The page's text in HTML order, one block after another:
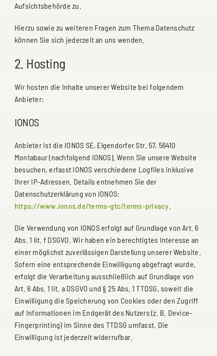
Aufsichtsbehörde zu.
Hierzu sowie zu weiteren Fragen zum Thema Datenschutz
können Sie sich jederzeit an uns wenden.
2. Hosting
Wir hosten die Inhalte unserer Website bei folgendem
Anbieter:
IONOS
Anbieter ist die IONOS SE, Elgendorfer Str. 57, 56410
Montabaur (nachfolgend IONOS). Wenn Sie unsere Website
besuchen, erfasst IONOS verschiedene Logfiles inklusive
Ihrer IP-Adressen. Details entnehmen Sie der
Datenschutzerklärung von IONOS:
https://www.ionos.de/terms-gtc/terms-privacy
Die Verwendung von IONOS erfolgt auf Grundlage von Art. 6
Abs. 1 lit. f DSGVO. Wir haben ein berechtigtes Interesse an
einer möglichst zuverlässigen Darstellung unserer Website.
Sofern eine entsprechende Einwilligung abgefragt wurde,
erfolgt die Verarbeitung ausschließlich auf Grundlage von
Art. 6 Abs. 1 lit. a DSGVO und § 25 Abs. 1 TTDSG, soweit die
Einwilligung die Speicherung von Cookies oder den Zugriff
auf Informationen im Endgerät des Nutzers (z. B. Device-
Fingerprinting) im Sinne des TTDSG umfasst. Die
Einwilligung ist jederzeit widerrufbar.